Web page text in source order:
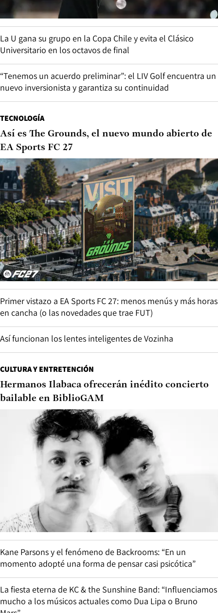
La U gana su grupo en la Copa Chile y evita el Clásico
Universitario en los octavos de final
“Tenemos un acuerdo preliminar”: el LIV Golf encuentra un
nuevo inversionista y garantiza su continuidad
TECNOLOGÍA
Así es The Grounds, el nuevo mundo abierto de
EA Sports FC 27
Primer vistazo a EA Sports FC 27: menos menús y más horas
en cancha (o las novedades que trae FUT)
Así funcionan los lentes inteligentes de Vozinha
CULTURA Y ENTRETENCIÓN
Hermanos Ilabaca ofrecerán inédito concierto
bailable en BiblioGAM
Kane Parsons y el fenómeno de Backrooms: “En un
momento adopté una forma de pensar casi psicótica”
La fiesta eterna de KC & the Sunshine Band: “Influenciamos
mucho a los músicos actuales como Dua Lipa o Bruno